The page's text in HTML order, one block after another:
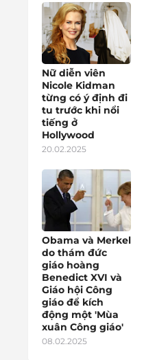
Nữ diễn viên
Nicole Kidman
từng có ý định đi
tu trước khi nổi
tiếng ở
Hollywood
20.02.2025
Obama và Merkel
do thám đức
giáo hoàng
Benedict XVI và
Giáo hội Công
giáo để kích
động một 'Mùa
xuân Công giáo'
08.02.2025